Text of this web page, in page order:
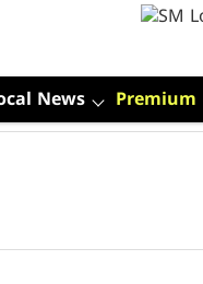
News Premium